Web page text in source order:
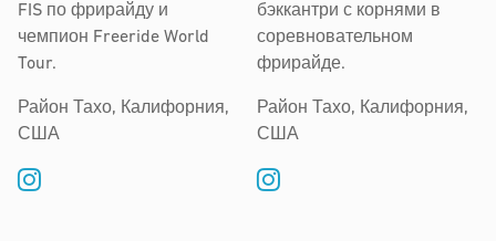
FIS по фрирайду и
чемпион Freeride World
Tour.
Район Тахо, Калифорния,
США
бэккантри с корнями в
соревновательном
фрирайде.
Район Тахо, Калифорния,
США